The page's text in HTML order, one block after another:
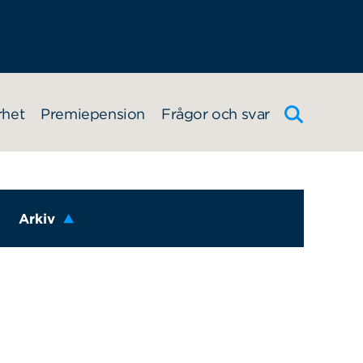
Premiepension Frågor och svar
Arkiv